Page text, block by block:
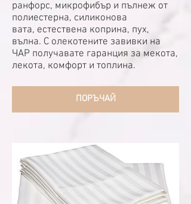
ранфорс, микрофибър и пълнеж от
полиестерна, силиконова
вата, естествена коприна, пух,
вълна. С олекотените завивки на
ЧАР получавате гаранция за мекота,
лекота, комфорт и топлина.
ПОРЪЧАЙ